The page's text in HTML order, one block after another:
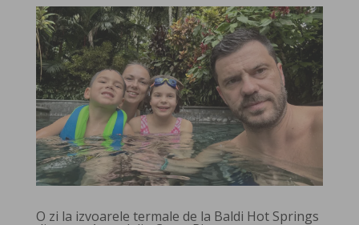
O zi la izvoarele termale de la Baldi Hot Springs